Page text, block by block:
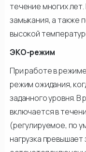
течение многих
замыкания, а также
высокой
ЭКО-режим
При работе в
режим ожидания,
заданного уровня.
включается в
(регулируемое, по
нагрузка